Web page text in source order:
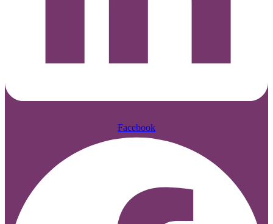
Facebook